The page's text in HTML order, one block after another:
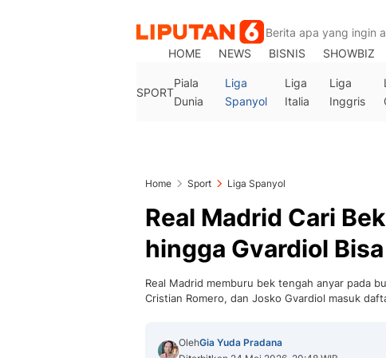
HOME
NEWS BISNIS SHOWBIZ
SPORT
Piala
Dunia
Liga
Spanyol
Liga
Italia
Liga
Inggris
Home Sport Liga Spanyol
Real Madrid Cari
hingga Gvardiol
Real Madrid memburu bek tengah anyar pada
Cristian Romero, dan Josko Gvardiol masuk
OlehGia Yuda Pradana